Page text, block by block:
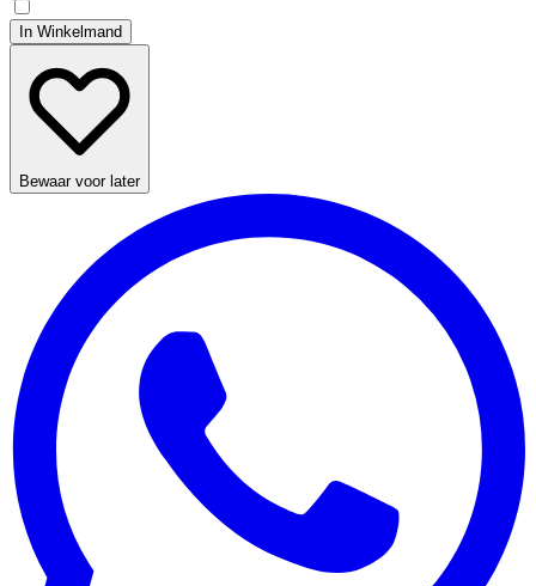
In Winkelmand
Bewaar voor later